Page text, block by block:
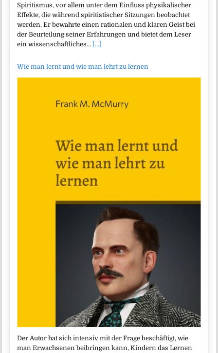
Spiritismus, vor allem unter dem Einfluss physikalischer
Effekte, die während spiritistischer Sitzungen beobachtet
werden. Er bewahrte einen rationalen und klaren Geist bei
der Beurteilung seiner Erfahrungen und bietet dem Leser
ein wissenschaftliches… [...]
Wie man lernt und wie man lehrt zu lernen
Der Autor hat sich intensiv mit der Frage beschäftigt, wie
man Erwachsenen beibringen kann, Kindern das Lernen